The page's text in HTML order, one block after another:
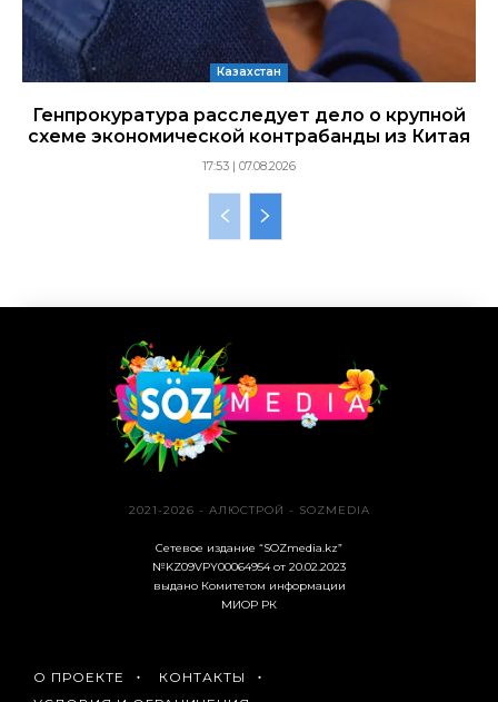
Казахстан
Генпрокуратура расследует дело о крупной
схеме экономической контрабанды из Китая
17:53 | 07.08.2026
2021-2026 - АЛЮСТРОЙ - SOZMEDIA
Сетевое издание “SOZmedia.kz”
№KZ09VPY00064954 от 20.02.2023
выдано Комитетом информации
МИОР РК
О ПРОЕКТЕ
КОНТАКТЫ